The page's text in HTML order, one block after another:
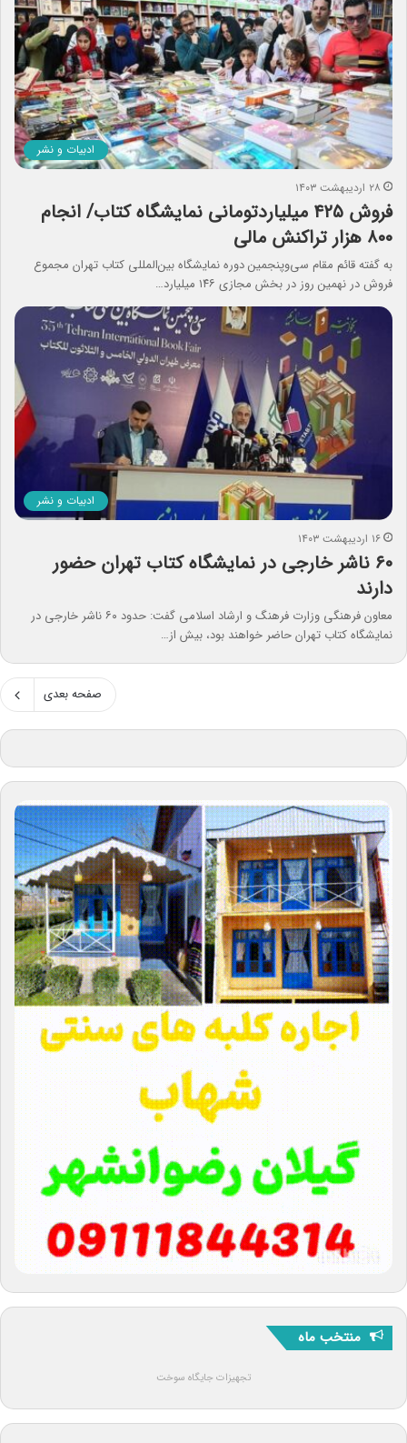
ادبیات و نشر
۲۸ اردیبهشت ۱۴۰۳
فروش ۴۲۵ میلیاردتومانی نمایشگاه کتاب/ انجام
۸۰۰ هزار تراکنش مالی
به گفته قائم مقام سی‌وپنجمین دوره نمایشگاه بین‌المللی کتاب تهران مجموع
فروش در نهمین روز در بخش مجازی ۱۴۶ میلیارد…
ادبیات و نشر
۱۶ اردیبهشت ۱۴۰۳
۶۰ ناشر خارجی در نمایشگاه کتاب تهران حضور
دارند
معاون فرهنگی وزارت فرهنگ و ارشاد اسلامی گفت: حدود ۶۰ ناشر خارجی در
نمایشگاه کتاب تهران حاضر خواهند بود، بیش از…
صفحه بعدی
منتخب ماه
تجهیزات جایگاه سوخت